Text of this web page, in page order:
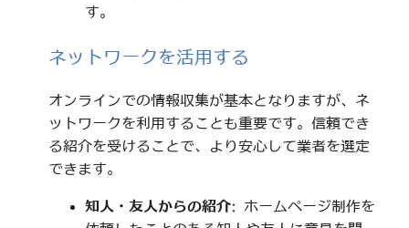
す。
ネットワークを活用する
オンラインでの情報収集が基本となりますが、ネ
ットワークを利用することも重要です。信頼でき
る紹介を受けることで、より安心して業者を選定
できます。
知人・友人からの紹介: ホームページ制作を